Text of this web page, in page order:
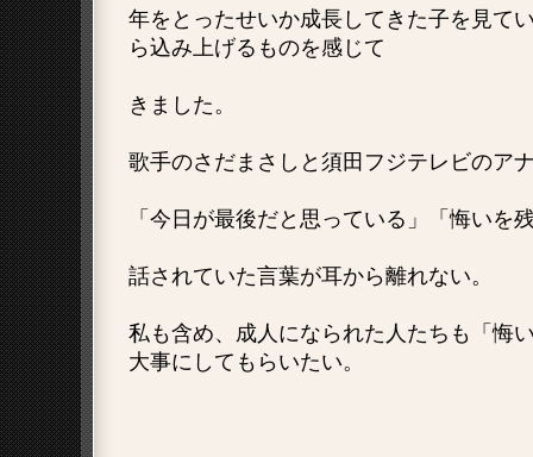
年をとったせいか成長してきた子を見て
ら込み上げるものを感じて
きました。
歌手のさだまさしと須田フジテレビのア
「今日が最後だと思っている」「悔いを
話されていた言葉が耳から離れない。
私も含め、成人になられた人たちも「悔
大事にしてもらいたい。